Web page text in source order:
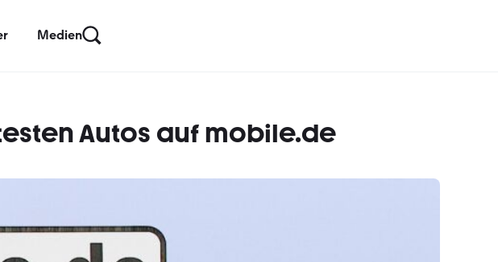
Medien
Autos auf mobile.de